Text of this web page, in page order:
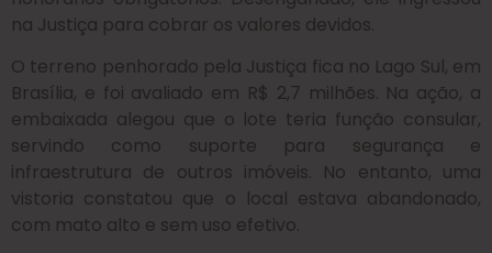
na Justiça para cobrar os valores devidos.
O terreno penhorado pela Justiça fica no Lago Sul, em
Brasília, e foi avaliado em R$ 2,7 milhões. Na ação, a
embaixada alegou que o lote teria função consular,
servindo como suporte para segurança e
infraestrutura de outros imóveis. No entanto, uma
vistoria constatou que o local estava abandonado,
com mato alto e sem uso efetivo.